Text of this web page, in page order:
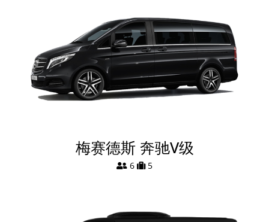
梅赛德斯 奔驰V级
6 5